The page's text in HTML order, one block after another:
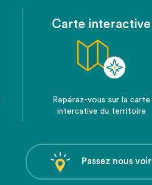
Carte interactive
Repérez-vous sur la carte
intercative du territoire
Passez nous voir